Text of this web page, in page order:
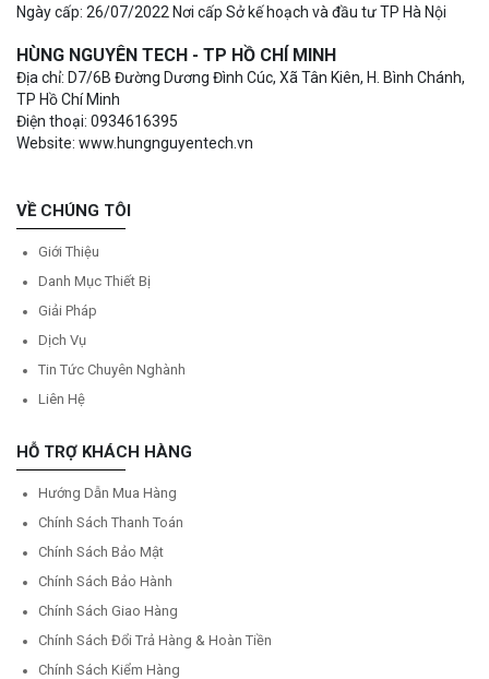
Ngày cấp: 26/07/2022 Nơi cấp Sở kế hoạch và đầu tư TP Hà Nội
HÙNG NGUYÊN TECH - TP HỒ CHÍ MINH
Địa chỉ: D7/6B Đường Dương Đình Cúc, Xã Tân Kiên, H. Bình Chánh,
TP Hồ Chí Minh
Điện thoại: 0934616395
Website: www.hungnguyentech.vn
VỀ CHÚNG TÔI
Giới Thiệu
Danh Mục Thiết Bị
Giải Pháp
Dịch Vụ
Tin Tức Chuyên Nghành
Liên Hệ
HỖ TRỢ KHÁCH HÀNG
Hướng Dẫn Mua Hàng
Chính Sách Thanh Toán
Chính Sách Bảo Mật
Chính Sách Bảo Hành
Chính Sách Giao Hàng
Chính Sách Đổi Trả Hàng & Hoàn Tiền
Chính Sách Kiểm Hàng